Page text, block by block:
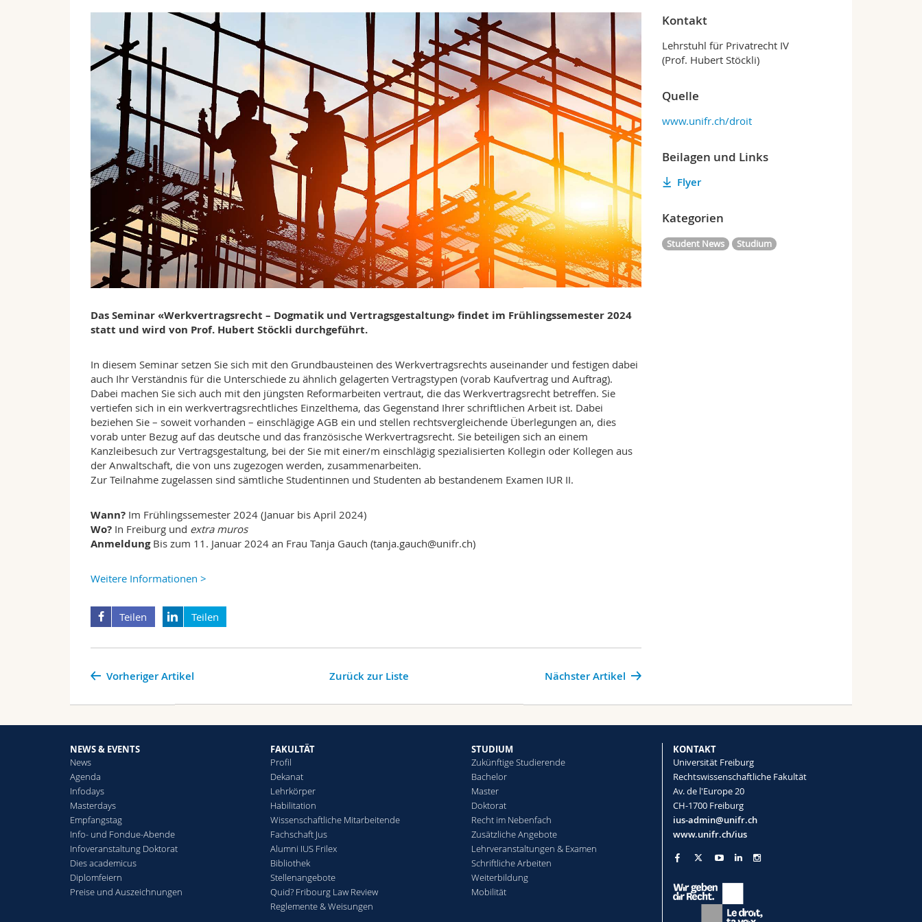
Das Seminar «Werkvertragsrecht – Dogmatik und Vertragsgestaltung» findet im Frühlingssemester 2024
statt und wird von Prof. Hubert Stöckli durchgeführt.
In diesem Seminar setzen Sie sich mit den Grundbausteinen des Werkvertragsrechts auseinander und festigen dabei
auch Ihr Verständnis für die Unterschiede zu ähnlich gelagerten Vertragstypen (vorab Kaufvertrag und Auftrag).
Dabei machen Sie sich auch mit den jüngsten Reformarbeiten vertraut, die das Werkvertragsrecht betreffen. Sie
vertiefen sich in ein werkvertragsrechtliches Einzelthema, das Gegenstand Ihrer schriftlichen Arbeit ist. Dabei
beziehen Sie – soweit vorhanden – einschlägige AGB ein und stellen rechtsvergleichende Überlegungen an, dies
vorab unter Bezug auf das deutsche und das französische Werkvertragsrecht. Sie beteiligen sich an einem
Kanzleibesuch zur Vertragsgestaltung, bei der Sie mit einer/m einschlägig spezialisierten Kollegin oder Kollegen aus
der Anwaltschaft, die von uns zugezogen werden, zusammenarbeiten.
Zur Teilnahme zugelassen sind sämtliche Studentinnen und Studenten ab bestandenem Examen IUR II.
Wann? Im Frühlingssemester 2024 (Januar bis April 2024)
Wo? In Freiburg und extra muros
AnmeldungBis zum 11. Januar 2024 an Frau Tanja Gauch (tanja.gauch@unifr.ch)
Weitere Informationen >
Teilen Teilen
Nächster Artikel
Vorheriger Artikel Zurück zur Liste
Kontakt
Lehrstuhl für Privatrecht IV
(Prof. Hubert Stöckli)
Quelle
www.unifr.ch/droit
Beilagen und Links
Flyer
Kategorien
Student News Studium
NEWS & EVENTS
News
Agenda
Infodays
Masterdays
Empfangstag
Info- und Fondue-Abende
Infoveranstaltung Doktorat
Dies academicus
Diplomfeiern
Preise und Auszeichnungen
FAKULTÄT
Profil
Dekanat
Lehrkörper
Habilitation
Wissenschaftliche Mitarbeitende
Fachschaft Jus
Alumni IUS Frilex
Bibliothek
Stellenangebote
Quid? Fribourg Law Review
Reglemente & Weisungen
STUDIUM
Zukünftige Studierende
Bachelor
Master
Doktorat
Recht im Nebenfach
Zusätzliche Angebote
Lehrveranstaltungen & Examen
Schriftliche Arbeiten
Weiterbildung
Mobilität
KONTAKT
Universität Freiburg
Rechtswissenschaftliche Fakultät
Av. de l'Europe 20
CH-1700 Freiburg
ius-admin@unifr.ch
www.unifr.ch/ius